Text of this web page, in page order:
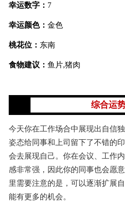
幸运数字： 7
幸运颜色： 金色
桃花位： 东南
食物建议： 鱼片,猪肉
综合运
今天你在工作场合中展现出自信
姿态给同事和上司留下了不错的
会去展现自己。你在会议、工作
感非常强，因此你的同事也会愿
里需要注意的是，可以逐渐扩展
能有更多的机会。